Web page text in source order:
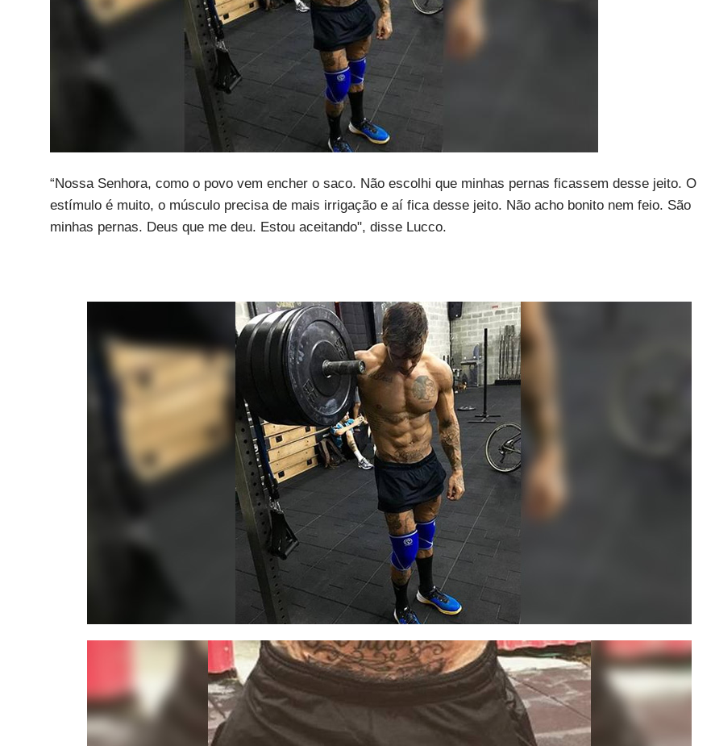
“Nossa Senhora, como o povo vem encher o saco. Não escolhi que minhas pernas ficassem desse jeito. O
estímulo é muito, o músculo precisa de mais irrigação e aí fica desse jeito. Não acho bonito nem feio. São
minhas pernas. Deus que me deu. Estou aceitando", disse Lucco.